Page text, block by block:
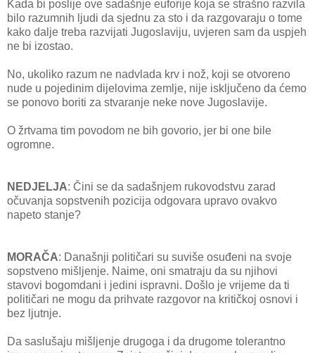
Kada bi poslije ove sadašnje euforije koja se strašno razvila
bilo razumnih ljudi da sjednu za sto i da razgovaraju o tome
kako dalje treba razvijati Jugoslaviju, uvjeren sam da uspjeh
ne bi izostao.
No, ukoliko razum ne nadvlada krv i nož, koji se otvoreno
nude u pojedinim dijelovima zemlje, nije isključeno da ćemo
se ponovo boriti za stvaranje neke nove Jugoslavije.
O žrtvama tim povodom ne bih govorio, jer bi one bile
ogromne.
NEDJELJA: Čini se da sadašnjem rukovodstvu zarad
očuvanja sopstvenih pozicija odgovara upravo ovakvo
napeto stanje?
MORAČA: Današnji političari su suviše osuđeni na svoje
sopstveno mišljenje. Naime, oni smatraju da su njihovi
stavovi bogomdani i jedini ispravni. Došlo je vrijeme da ti
političari ne mogu da prihvate razgovor na kritičkoj osnovi i
bez ljutnje.
Da saslušaju mišljenje drugoga i da drugome tolerantno